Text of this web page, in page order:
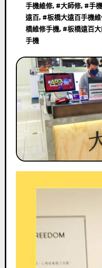
手機維修, #大師修, #手
遠百, #板橋大遠百手機
橋維修手機, #板橋遠百
手機